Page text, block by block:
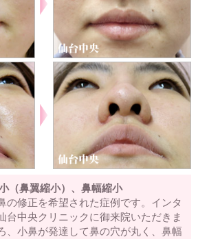
（鼻翼縮小）、鼻幅縮小
の修正を希望された症例です。インタ
台中央クリニックに御来院いただきま
、小鼻が発達して鼻の穴が丸く、鼻幅